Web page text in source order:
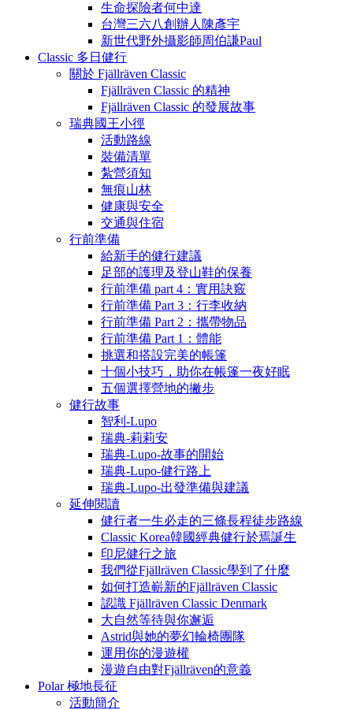
生命探險者何中達
台灣三六八創辦人陳彥宇
新世代野外攝影師周伯謙Paul
Classic 多日健行
關於 Fjällräven Classic
Fjällräven Classic 的精神
Fjällräven Classic 的發展故事
瑞典國王小徑
活動路線
裝備清單
紮營須知
無痕山林
健康與安全
交通與住宿
行前準備
給新手的健行建議
足部的護理及登山鞋的保養
行前準備 part 4：實用訣竅
行前準備 Part 3：行李收納
行前準備 Part 2：攜帶物品
行前準備 Part 1：體能
挑選和搭設完美的帳篷
十個小技巧，助你在帳篷一夜好眠
五個選擇營地的撇步
健行故事
智利-Lupo
瑞典-莉莉安
瑞典-Lupo-故事的開始
瑞典-Lupo-健行路上
瑞典-Lupo-出發準備與建議
延伸閱讀
健行者一生必走的三條長程徒步路線
Classic Korea韓國經典健行於焉誕生
印尼健行之旅
我們從Fjällräven Classic學到了什麼
如何打造嶄新的Fjällräven Classic
認識 Fjällräven Classic Denmark
大自然等待與你邂逅
Astrid與她的夢幻輪椅團隊
運用你的漫遊權
漫遊自由對Fjällräven的意義
Polar 極地長征
活動簡介